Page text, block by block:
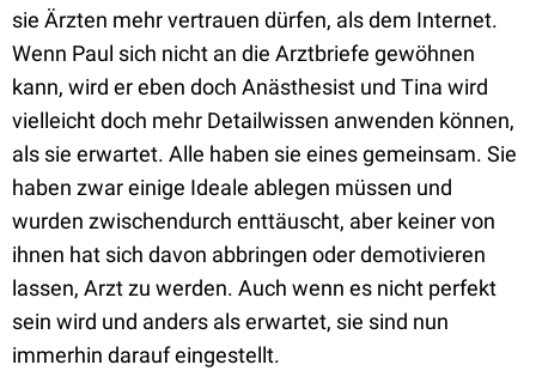
sie Ärzten mehr vertrauen dürfen, als dem Internet.
Wenn Paul sich nicht an die Arztbriefe gewöhnen
kann, wird er eben doch Anästhesist und Tina wird
vielleicht doch mehr Detailwissen anwenden können,
als sie erwartet. Alle haben sie eines gemeinsam. Sie
haben zwar einige Ideale ablegen müssen und
wurden zwischendurch enttäuscht, aber keiner von
ihnen hat sich davon abbringen oder demotivieren
lassen, Arzt zu werden. Auch wenn es nicht perfekt
sein wird und anders als erwartet, sie sind nun
immerhin darauf eingestellt.